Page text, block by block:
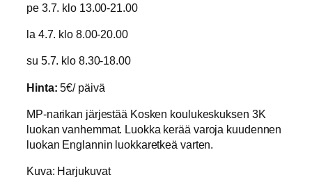
pe 3.7. klo 13.00-21.00
la 4.7. klo 8.00-20.00
su 5.7. klo 8.30-18.00
Hinta: 5€/ päivä
MP-narikan järjestää Kosken koulukeskuksen 3K
luokan vanhemmat. Luokka kerää varoja kuudennen
luokan Englannin luokkaretkeä varten.
Kuva: Harjukuvat